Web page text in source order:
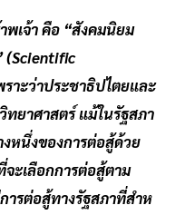
พเจ้า คือ “สังคมนิยม
(Scientific
าะว่าประชาธิปไตยและ
ยาศาสตร์ แม้ในรัฐสภา
หนึ่งของการต่อสู้ด้วย
ะเลือกการต่อสู้ตาม
ารต่อสู้ทางรัฐสภาที่สําห